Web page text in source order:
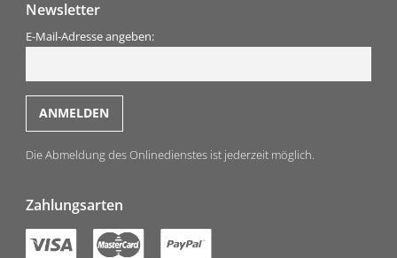
Newsletter
E-Mail-Adresse angeben:
Die Abmeldung des Onlinedienstes ist jederzeit möglich.
Zahlungsarten